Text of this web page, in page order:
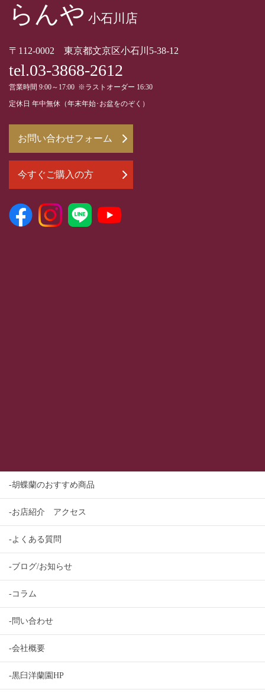
らんや 小石川店
〒112-0002 東京都文京区小石川5-38-12
tel.03-3868-2612
営業時間 9:00～17:00 ※ラストオーダー 16:30
定休日 年中無休（年末年始･お盆をのぞく）
お問い合わせフォーム
今すぐご購入の方
-胡蝶蘭のおすすめ商品
-お店紹介 アクセス
-よくある質問
-ブログ/お知らせ
-コラム
-問い合わせ
-会社概要
-黒臼洋蘭園HP